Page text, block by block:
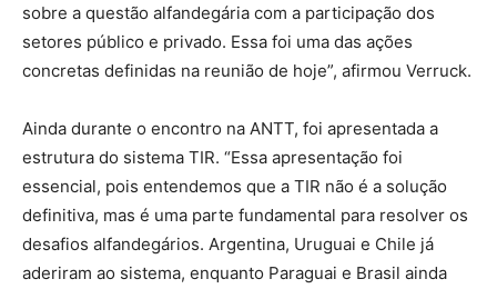
sobre a questão alfandegária com a participação dos
setores público e privado. Essa foi uma das ações
concretas definidas na reunião de hoje”, afirmou Verruck.
Ainda durante o encontro na ANTT, foi apresentada a
estrutura do sistema TIR. “Essa apresentação foi
essencial, pois entendemos que a TIR não é a solução
definitiva, mas é uma parte fundamental para resolver os
desafios alfandegários. Argentina, Uruguai e Chile já
aderiram ao sistema, enquanto Paraguai e Brasil ainda